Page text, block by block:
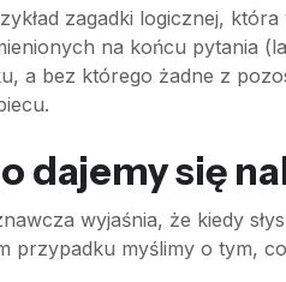
zagadki logicznej,
na końcu pytania
a bez którego żadne z
dajemy się
wyjaśnia, że kiedy
przypadku myślimy o tym,